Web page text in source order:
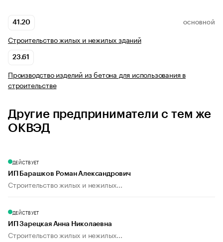
41.20 ОСНОВНОЙ
Строительство жилых и нежилых зданий
23.61
Производство изделий из бетона для использования в
строительстве
Другие предприниматели с тем же
ОКВЭД
ДЕЙСТВУЕТ
ИП Барашков Роман Александрович
Строительство жилых и нежилых...
ДЕЙСТВУЕТ
ИП Зарецкая Анна Николаевна
Строительство жилых и нежилых...